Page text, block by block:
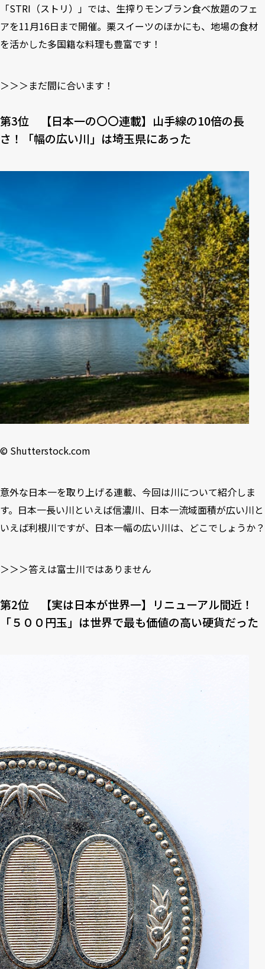
「STRI（ストリ）」では、生搾りモンブラン食べ放題のフェ
アを11⽉16⽇まで開催。栗スイーツのほかにも、地場の食材
を活かした多国籍な料理も豊富です！
＞＞＞まだ間に合います！
第3位 【⽇本⼀の〇〇連載】⼭⼿線の10倍の⻑
さ！「幅の広い川」は埼⽟県にあった
©︎ Shutterstock.com
意外な日本一を取り上げる連載、今回は川について紹介しま
す。日本一長い川といえば信濃川、日本一流域面積が広い川と
いえば利根川ですが、日本一幅の広い川は、どこでしょうか？
＞＞＞答えは富士川ではありません
第2位 【実は⽇本が世界⼀】リニューアル間近！
「５００円⽟」は世界で最も価値の⾼い硬貨だった